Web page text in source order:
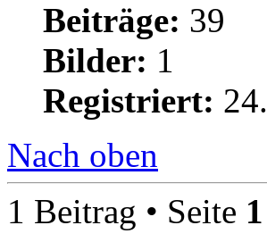
Beiträge: 39
Bilder: 1
Registriert:
Nach oben
1 Beitrag • Seite 1